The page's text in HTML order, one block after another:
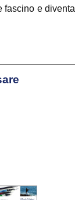
fascino e diventa